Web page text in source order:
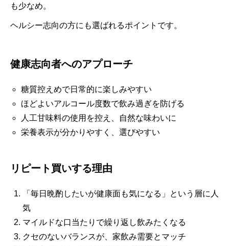
も少なめ。
ヘルシー志向の方にも選ばれるポイントです。
健康志向者へのアプローチ
糖質控えめで日常的に楽しみやすい
ほどよいアルコール度数で飲み過ぎを防げる
人工甘味料の使用を控え、自然な味わいに
栄養表示が分かりやすく、選びやすい
リピート買いする理由
「毎日晩酌したいが健康面も気になる」という層に人
気
マイルドな口当たりで繰り返し飲みたくなる
クセのないバランスが、家飲み需要とマッチ